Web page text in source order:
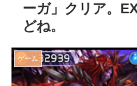
ーガ」クリア。
どね。
ゲーム